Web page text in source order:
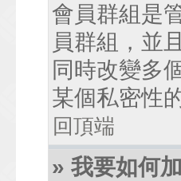
會員群組是
員群組，並
同時改變多
某個私密性
回頂端
» 我要如何